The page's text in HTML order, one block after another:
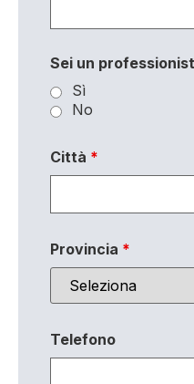
Sei un
Sì
No
Città *
Provincia *
Telefono